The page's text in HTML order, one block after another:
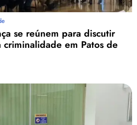
se reúnem para discutir
criminalidade em Patos de